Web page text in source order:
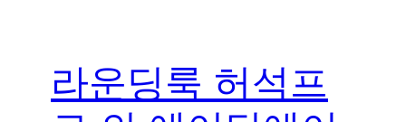
라운딩룩 허석프